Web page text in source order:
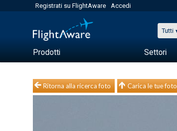
Registrati su FlightAware Accedi
Tutti
Prodotti Settori
Ritorna alla ricerca foto Carica le tue foto